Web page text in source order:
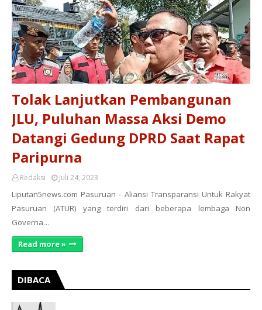
Tolak Lanjutkan Pembangunan
JLU, Puluhan Massa Aksi Demo
Datangi Gedung DPRD Saat Rapat
Paripurna
Redaksi Juli 24, 2023
Liputan5news.com Pasuruan - Aliansi Transparansi Untuk Rakyat
Pasuruan (ATUR) yang terdiri dari beberapa lembaga Non
Governa…
Read more »
DIBACA